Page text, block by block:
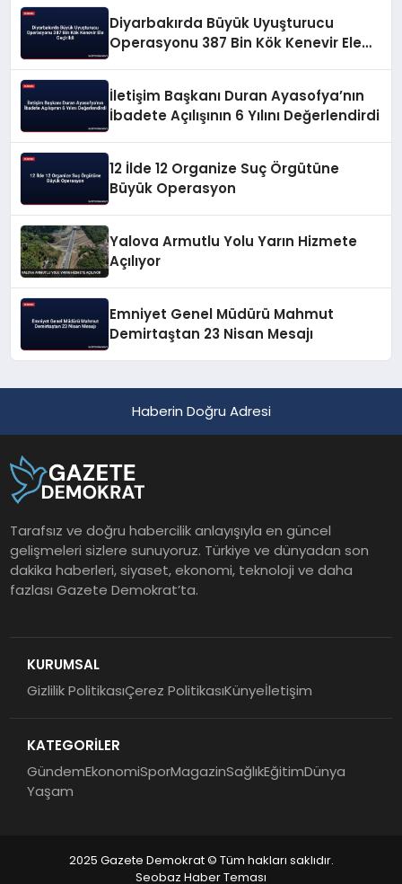
Diyarbakırda Büyük Uyuşturucu
Operasyonu 387 Bin Kök Kenevir Ele
İletişim Başkanı Duran Ayasofya’nın
İbadete Açılışının 6 Yılını Değerlendirdi
12 İlde 12 Organize Suç Örgütüne
Büyük Operasyon
Yalova Armutlu Yolu Yarın Hizmete
Açılıyor
Emniyet Genel Müdürü Mahmut
Demirtaştan 23 Nisan Mesajı
Haberin Doğru Adresi
Tarafsız ve doğru habercilik anlayışıyla en güncel
gelişmeleri sizlere sunuyoruz. Türkiye ve dünyadan son
dakika haberleri, siyaset, ekonomi, teknoloji ve daha
fazlası Gazete Demokrat’ta.
KURUMSAL
Gizlilik PolitikasıÇerez PolitikasıKünyeİletişim
KATEGORİLER
GündemEkonomiSporMagazinSağlıkEğitimDünya
Yaşam
2025 Gazete Demokrat © Tüm hakları saklıdır.
Seobaz Haber Teması